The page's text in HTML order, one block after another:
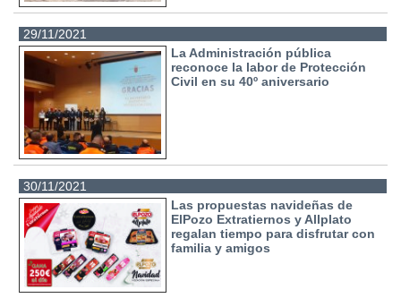
29/11/2021
La Administración pública
reconoce la labor de Protección
Civil en su 40º aniversario
30/11/2021
Las propuestas navideñas de
ElPozo Extratiernos y Allplato
regalan tiempo para disfrutar con
familia y amigos